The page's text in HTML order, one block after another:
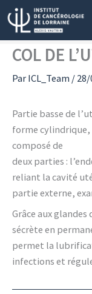
Aller
au
contenu
COL DE
Par ICL_Team /
Partie basse de
forme cylindrique,
composé de
deux parties :
reliant la cavité
partie externe,
Grâce aux glandes
sécrète en
permet la
infections et